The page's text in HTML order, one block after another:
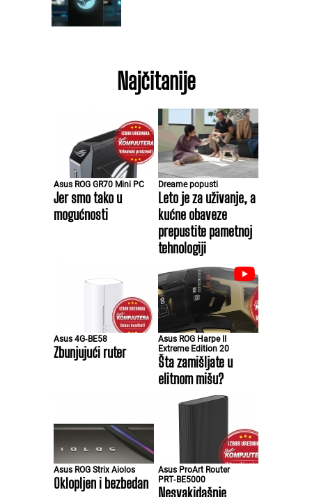
Najčitanije
Asus ROG GR70 Mini PC
Jer smo tako u
mogućnosti
Dreame popusti
Leto je za uživanje, a
kućne obaveze
prepustite pametnoj
tehnologiji
Asus 4G‑BE58
Zbunjujući ruter
Asus ROG Harpe II
Extreme Edition 20
Šta zamišljate u
elitnom mišu?
Asus ROG Strix Aiolos
Oklopljen i bezbedan
Asus ProArt Router
PRT‑BE5000
Nesvakidašnje